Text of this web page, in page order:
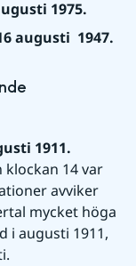
1975.
augusti  1947.
klockan 14 var
avviker
mycket höga
i augusti 1911,